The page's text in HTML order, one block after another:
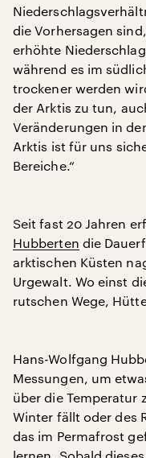
die Vorhersagen
erhöhte
während es im
trockener werden
der Arktis zu tun,
Veränderungen in
Arktis ist für uns
Bereiche.“
Seit fast 20 Jahren
Hubberten die
arktischen Küsten
Urgewalt. Wo einst
rutschen Wege,
Hans-Wolfgang
Messungen, um
über die Temperatur
Winter fällt oder des
das im Permafrost